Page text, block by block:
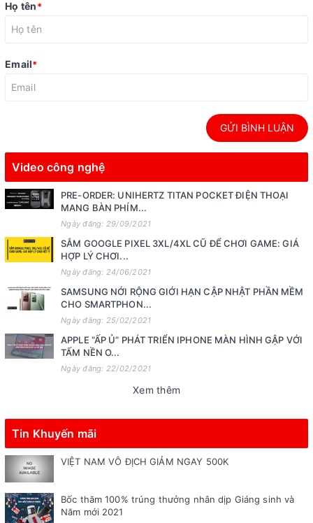
Họ tên*
Email*
GỬI BÌNH LUẬN
Video công nghệ
PRE-ORDER: UNIHERTZ TITAN POCKET ĐIỆN THOẠI
MANG BÀN PHÍM...
Ngày đăng: 29/09/2021
SẮM GOOGLE PIXEL 3XL/4XL CŨ ĐỂ CHƠI GAME: GIÁ
HỢP LÝ CHƠI...
Ngày đăng: 24/06/2021
SAMSUNG NỚI RỘNG GIỚI HẠN CẬP NHẬT PHẦN MỀM
CHO SMARTPHON...
Ngày đăng: 25/02/2021
APPLE “ẤP Ủ” PHÁT TRIỂN IPHONE MÀN HÌNH GẬP VỚI
TẤM NỀN O...
Ngày đăng: 22/02/2021
Xem thêm
Tin Khuyến mãi
VIỆT NAM VÔ ĐỊCH GIẢM NGAY 500K
Bốc thăm 100% trúng thưởng nhân dịp Giáng sinh và
Năm mới 2021